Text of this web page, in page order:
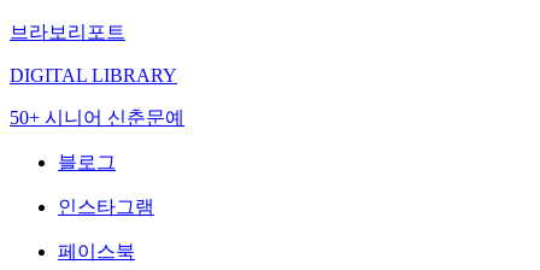
브라보리포트
DIGITAL LIBRARY
50+ 시니어 신춘문예
블로그
인스타그램
페이스북